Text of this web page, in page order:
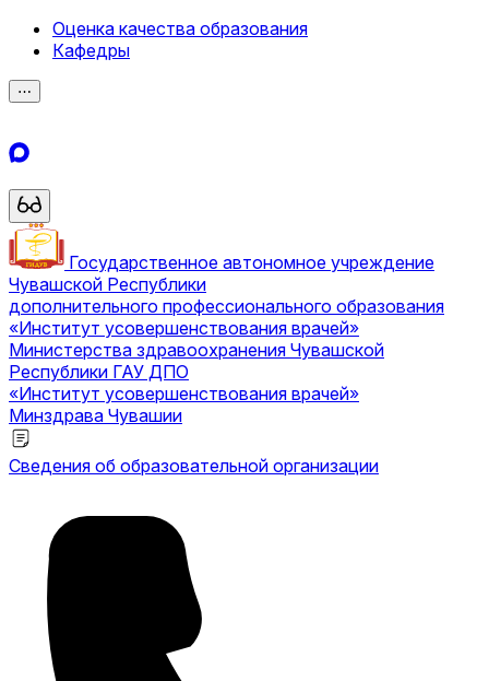
Оценка качества образования
Кафедры
⋯
Государственное автономное учреждение
Чувашской Республики
дополнительного профессионального образования
«Институт усовершенствования врачей»
Министерства здравоохранения Чувашской
Республики ГАУ ДПО
«Институт усовершенствования врачей»
Минздрава Чувашии
Сведения об образовательной организации